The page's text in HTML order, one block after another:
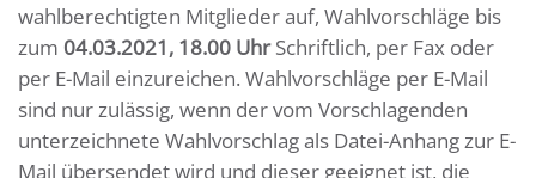
wahlberechtigten Mitglieder auf, Wahlvorschläge bis
zum 04.03.2021, 18.00 UhrSchriftlich, per Fax oder
per E-Mail einzureichen. Wahlvorschläge per E-Mail
sind nur zulässig, wenn der vom Vorschlagenden
unterzeichnete Wahlvorschlag als Datei-Anhang zur E-
Mail übersendet wird und dieser geeignet ist, die